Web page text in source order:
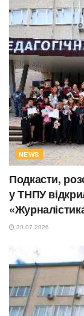
NEWS
Подкасти,
у ТНПУ
30.07.2026